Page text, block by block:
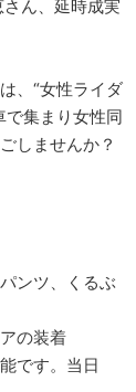
ん、延時成実
、“女性ライダ
で集まり女性同
しませんか？
ンツ、くるぶ
の装着
です。当日